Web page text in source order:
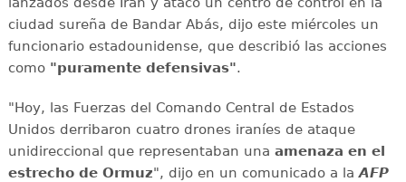
ciudad sureña de Bandar Abás, dijo este miércoles un
funcionario estadounidense, que describió las acciones
como "puramente defensivas".
"Hoy, las Fuerzas del Comando Central de Estados
Unidos derribaron cuatro drones iraníes de ataque
unidireccional que representaban una amenaza en el
estrecho de Ormuz", dijo en un comunicado a laAFP